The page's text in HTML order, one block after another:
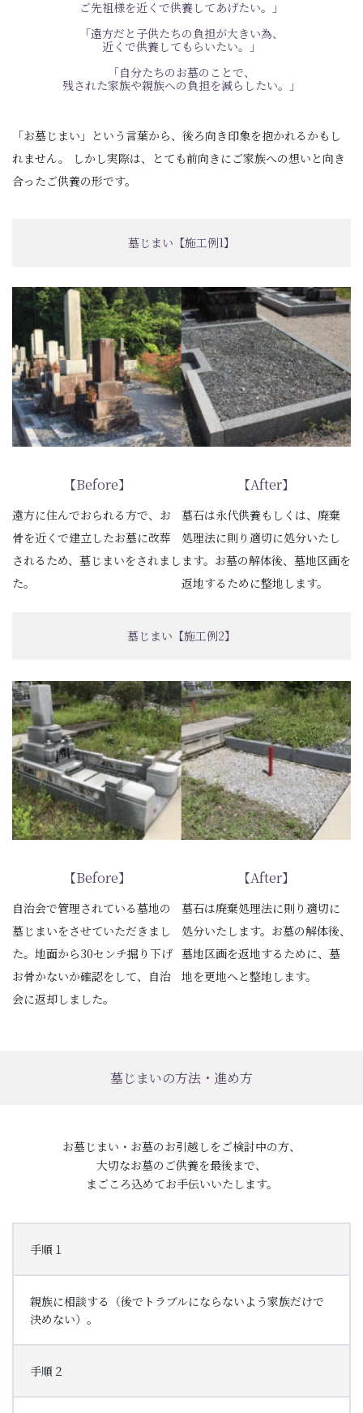
ご先祖様を近くで供養してあげたい。」
「遠方だと子供たちの負担が大きい為、
近くで供養してもらいたい。」
「自分たちのお墓のことで、
残された家族や親族への負担を減らしたい。」
「お墓じまい」という言葉から、後ろ向き印象を抱かれるかもし
れません。
しかし実際は、とても前向きにご家族への想いと向き
合ったご供養の形です。
墓じまい【施工例1】
【Before】
遠方に住んでおられる方で、お
骨を近くで建立したお墓に改葬
されるため、墓じまいをされまし
た。
【After】
墓石は永代供養もしくは、廃棄
処理法に則り適切に処分いたし
ます。お墓の解体後、墓地区画を
返地するために整地します。
墓じまい【施工例2】
【Before】
自治会で管理されている墓地の
墓じまいをさせていただきまし
た。地面から30センチ掘り下げ
お骨かないか確認をして、自治
会に返却しました。
【After】
墓石は廃棄処理法に則り適切に
処分いたします。お墓の解体後、
墓地区画を返地するために、墓
地を更地へと整地します。
墓じまいの方法・進め方
お墓じまい・お墓のお引越しをご検討中の方、
大切なお墓のご供養を最後まで、
まごころ込めてお手伝いいたします。
手順１
親族に相談する（後でトラブルにならないよう家族だけで
決めない）。
手順２